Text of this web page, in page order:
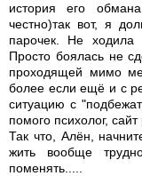
история его
честно)так вот, я
парочек. Не
Просто боялась не
проходящей мимо
более если ещё и с
ситуацию с
помого психолог,
Так что, Алён,
жить вообще
поменять.....